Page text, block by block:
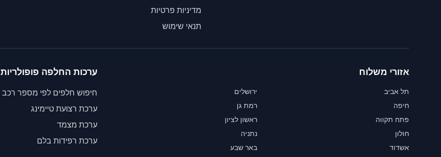
מדיניות פרטיות
תנאי שימוש
אזורי משלוח
תל אביב
ירושלים
חיפה
רמת גן
פתח תקווה
ראשון לציון
חולון
נתניה
אשדוד
באר שבע
ערכות החלפה פופולריות
חיפוש חלפים לפי מספר רכב
ערכת רצועת טיימינג
ערכת מצמד
ערכת רפידות בלם